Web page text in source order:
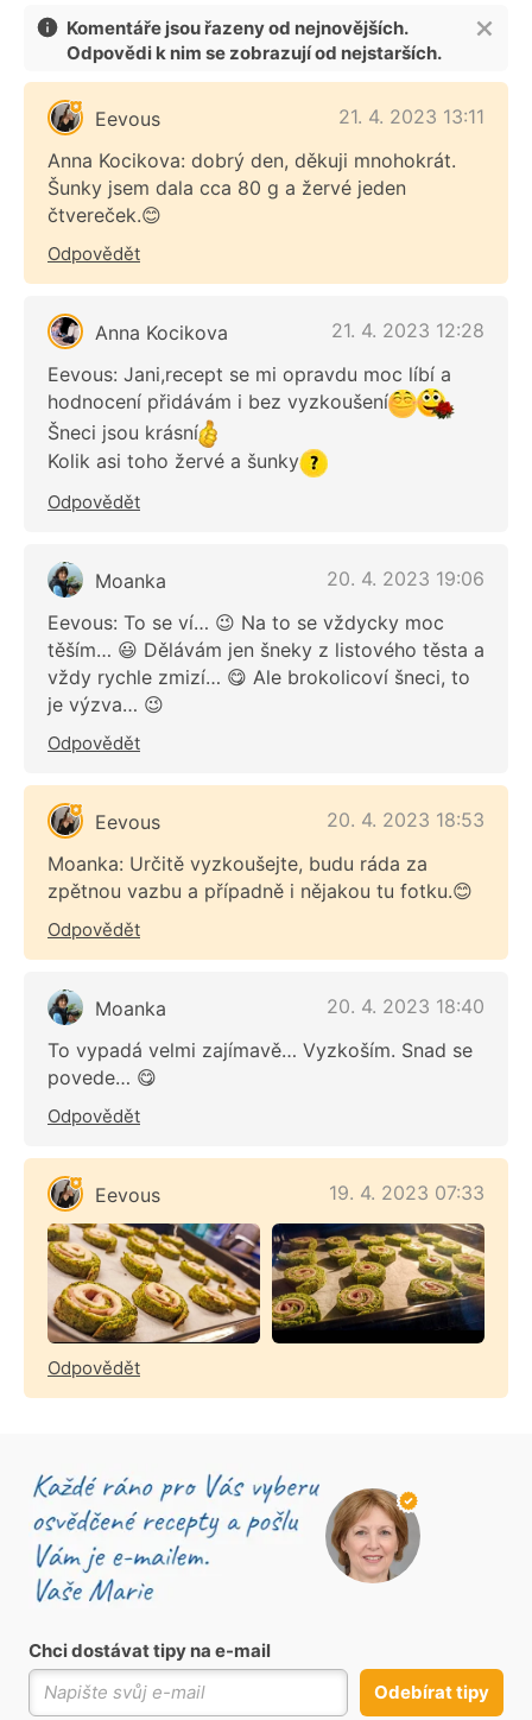
Komentáře jsou řazeny od nejnovějších.
Odpovědi k nim se zobrazují od nejstarších.
Eevous
21. 4. 2023 13:11
Anna Kocikova: dobrý den, děkuji mnohokrát.
Šunky jsem dala cca 80 g a žervé jeden
čtvereček.😊
Odpovědět
Anna Kocikova
21. 4. 2023 12:28
Eevous: Jani,recept se mi opravdu moc líbí a
hodnocení přidávám i bez vyzkoušení
Šneci jsou krásní
Kolik asi toho žervé a šunky
Odpovědět
Moanka
20. 4. 2023 19:06
Eevous: To se ví… 😉 Na to se vždycky moc
těším… 😃 Dělávám jen šneky z listového těsta a
vždy rychle zmizí… 😋 Ale brokolicoví šneci, to
je výzva… 😉
Odpovědět
Eevous
20. 4. 2023 18:53
Moanka: Určitě vyzkoušejte, budu ráda za
zpětnou vazbu a případně i nějakou tu fotku.😊
Odpovědět
Moanka
20. 4. 2023 18:40
To vypadá velmi zajímavě… Vyzkoším. Snad se
povede… 😋
Odpovědět
Eevous 19. 4. 2023 07:33
Odpovědět
Chci dostávat tipy na e-mail
Odebírat tipy